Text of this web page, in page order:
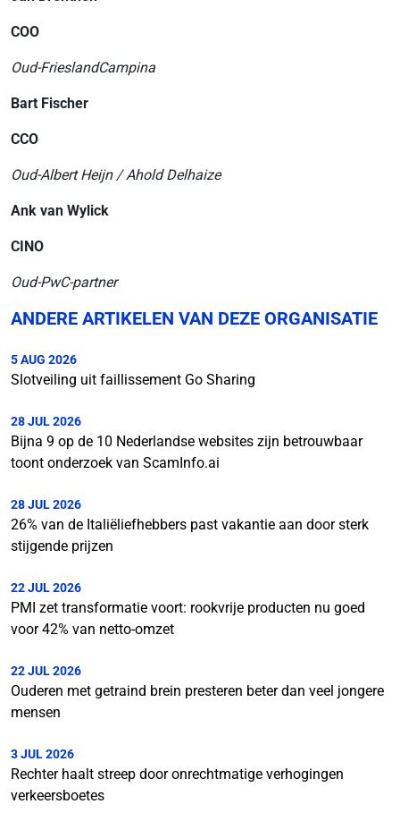
COO
Oud-FrieslandCampina
Bart Fischer
CCO
Oud-Albert Heijn / Ahold Delhaize
Ank van Wylick
CINO
Oud-PwC-partner
ANDERE ARTIKELEN VAN DEZE ORGANISATIE
5 AUG 2026
Slotveiling uit faillissement Go Sharing
28 JUL 2026
Bijna 9 op de 10 Nederlandse websites zijn betrouwbaar
toont onderzoek van ScamInfo.ai
28 JUL 2026
26% van de Italiëliefhebbers past vakantie aan door sterk
stijgende prijzen
22 JUL 2026
PMI zet transformatie voort: rookvrije producten nu goed
voor 42% van netto-omzet
22 JUL 2026
Ouderen met getraind brein presteren beter dan veel jongere
mensen
3 JUL 2026
Rechter haalt streep door onrechtmatige verhogingen
verkeersboetes